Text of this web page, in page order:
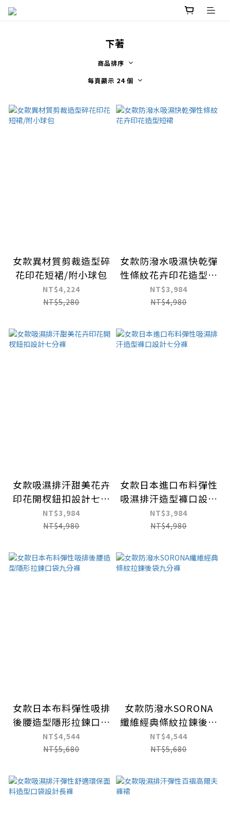
下著
商品排序
每頁顯示 24 個
女款異材質剪裁造型碎
花印花短裙/附小球包
NT$4,224
NT$5,280
女款防潑水吸濕快乾彈
性條紋花卉印花造型短
裙
NT$3,984
NT$4,980
女款吸濕排汗甜美花卉
印花開杈鈕扣設計七分
褲
NT$3,984
NT$4,980
女款日本進口布料彈性
吸濕排汗造型褲口設計
七分褲
NT$3,984
NT$4,980
女款日本布料彈性吸排
後腰造型隱形拉鍊口袋
九分褲
NT$4,544
NT$5,680
女款防潑水SORONA
纖維經典條紋拉鍊後袋
九分褲
NT$4,544
NT$5,680